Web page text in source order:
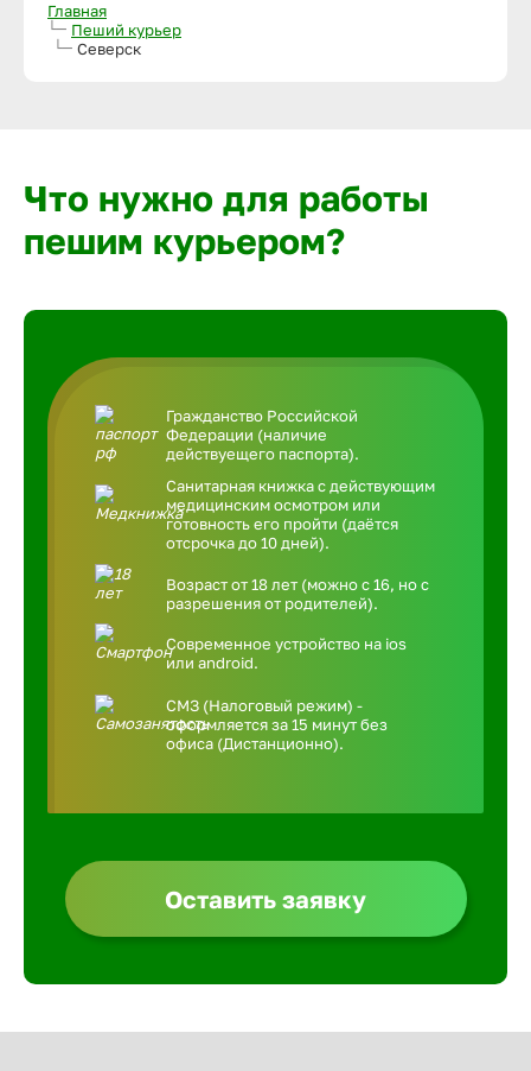
Главная
Пеший курьер
Северск
Что нужно для работы
пешим курьером?
Гражданство Российской
Федерации (наличие
действуещего паспорта).
Санитарная книжка с действующим
медицинским осмотром или
готовность его пройти (даётся
отсрочка до 10 дней).
Возраст от 18 лет (можно с 16, но с
разрешения от родителей).
Современное устройство на ios
или android.
СМЗ (Налоговый режим) -
оформляется за 15 минут без
офиса (Дистанционно).
Оставить заявку